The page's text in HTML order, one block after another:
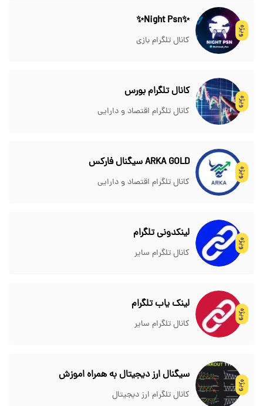
ویژه
✨Night Psn✨
کانال تلگرام بازی
ویژه
کانال تلگرام بورس
کانال تلگرام اقتصاد و دارایی
ویژه
ARKA GOLD سیگنال فارکس
کانال تلگرام اقتصاد و دارایی
ویژه
لینکدونی تلگرام
کانال تلگرام سایر
ویژه
لینک یاب تلگرام
کانال تلگرام سایر
ویژه
سیگنال ارز دیجیتال به همراه اموزش
کانال تلگرام ارز دیجیتال